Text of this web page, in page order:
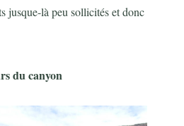
jusque-là peu sollicités et donc
du canyon